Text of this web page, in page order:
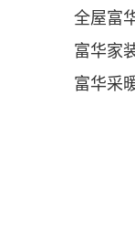
全屋富
富华家
富华采